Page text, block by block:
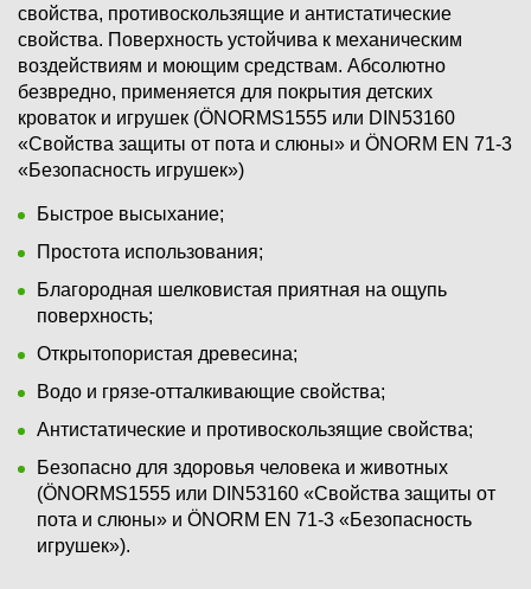
свойства, противоскользящие и антистатические
свойства. Поверхность устойчива к механическим
воздействиям и моющим средствам. Абсолютно
безвредно, применяется для покрытия детских
кроваток и игрушек (ÖNORMS1555 или DIN53160
«Свойства защиты от пота и слюны» и ÖNORM EN 71-3
«Безопасность игрушек»)
Быстрое высыхание;
Простота использования;
Благородная шелковистая приятная на ощупь
поверхность;
Открытопористая древесина;
Водо и грязе-отталкивающие свойства;
Антистатические и противоскользящие свойства;
Безопасно для здоровья человека и животных
(ÖNORMS1555 или DIN53160 «Свойства защиты от
пота и слюны» и ÖNORM EN 71-3 «Безопасность
игрушек»).